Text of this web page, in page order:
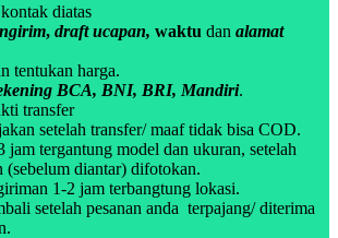
diatas
, draft ucapan, waktu dan alamat
tentukan harga.
BCA, BNI, BRI, Mandiri.
transfer
setelah transfer/ maaf tidak bisa COD.
jam tergantung model dan ukuran, setelah
(sebelum diantar) difotokan.
1-2 jam terbangtung lokasi.
setelah pesanan anda terpajang/ diterima